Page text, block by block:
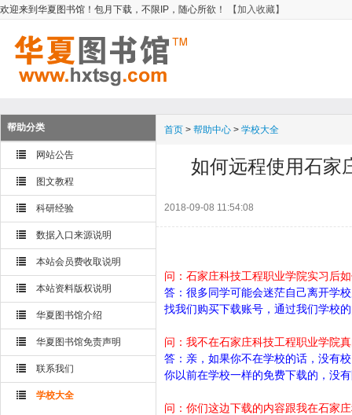
欢迎来到华夏图书馆！包月下载，不限IP，随心所欲！ 【加入收藏】
帮助分类
网站公告
图文教程
科研经验
数据入口来源说明
本站会员费收取说明
本站资料版权说明
华夏图书馆介绍
华夏图书馆免责声明
联系我们
学校大全
首页 > 帮助中心 > 学校大全
如何远程使用石家
2018-09-08 11:54:08
问：石家庄科技工程职业学院实习后
答：很多同学可能会迷茫自己离开学
找我们购买下载账号，通过我们学校
问：我不在石家庄科技工程职业学院
答：亲，如果你不在学校的话，没有
你以前在学校一样的免费下载的，没
问：你们这边下载的内容跟我在石家